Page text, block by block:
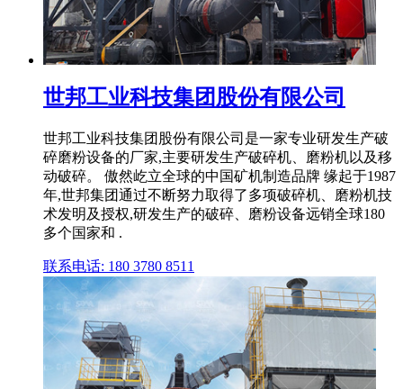
世邦工业科技集团股份有限公司
世邦工业科技集团股份有限公司是一家专业研发生产破
碎磨粉设备的厂家,主要研发生产破碎机、磨粉机以及移
动破碎。 傲然屹立全球的中国矿机制造品牌 缘起于1987
年,世邦集团通过不断努力取得了多项破碎机、磨粉机技
术发明及授权,研发生产的破碎、磨粉设备远销全球180
多个国家和 .
联系电话: 180 3780 8511